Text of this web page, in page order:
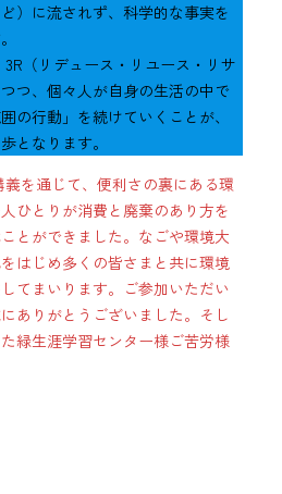
）に流されず、科学的な事実を
（リデュース・リユース・リサ
つ、個々人が自身の生活の中で
の行動」を続けていくことが、
となります。
義を通じて、便利さの裏にある環
ひとりが消費と廃棄のあり方を
とができました。なごや環境大
はじめ多くの皆さまと共に環境
てまいります。ご参加いただい
ありがとうございました。そし
緑生涯学習センター様ご苦労様